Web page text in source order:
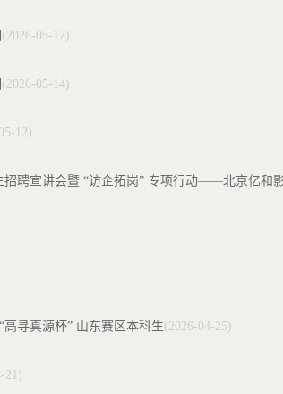
(2026-05-17)
(2026-05-14)
12)
招聘宣讲会暨 “访企拓岗” 专项行动——北京亿和
寻真源杯” 山东赛区本科生(2026-04-25)
21)